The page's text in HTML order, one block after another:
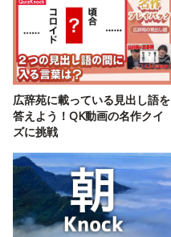
広辞苑に載っている見出し語を
答えよう！QK動画の名作クイ
ズに挑戦